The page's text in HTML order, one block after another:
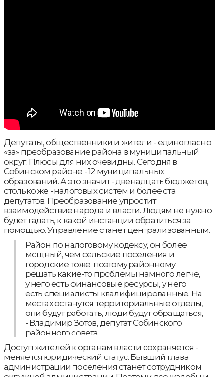
Депутаты, общественники и жители - единогласно
«за» преобразование района в муниципальный
округ. Плюсы для них очевидны. Сегодня в
Собинском районе - 12 муниципальных
образований. А это значит - двенадцать бюджетов,
столько же - налоговых систем и более ста
депутатов. Преобразование упростит
взаимодействие народа и власти. Людям не нужно
будет гадать, к какой инстанции обратиться за
помощью. Управление станет централизованным.
Район по налоговому кодексу, он более
мощный, чем сельские поселения и
городские тоже, поэтому районному
решать какие-то проблемы намного легче,
у него есть финансовые ресурсы, у него
есть специалисты квалифицированные. На
местах останутся территориальные отделы,
они будут работать, люди будут обращаться,
- Владимир Зотов, депутат Собинского
районного совета.
Доступ жителей к органам власти сохраняется -
меняется юридический статус. Бывший глава
администрации поселения станет сотрудником